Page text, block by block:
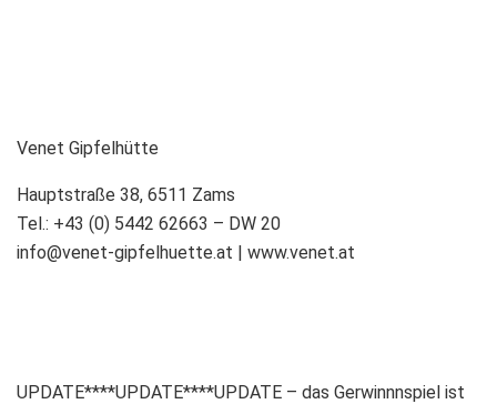
Venet Gipfelhütte
Hauptstraße 38, 6511 Zams
Tel.: +43 (0) 5442 62663 – DW 20
info@venet-gipfelhuette.at | www.venet.at
UPDATE****UPDATE****UPDATE – das Gerwinnnspiel ist